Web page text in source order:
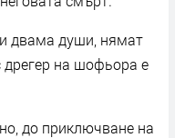
двама души, нямат
дрегер на шофьора е
до приключване на